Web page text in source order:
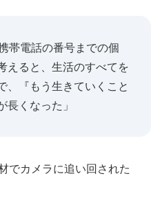
帯電話の番号までの個
えると、生活のすべてを
、『もう生きていくこと
くなった」
でカメラに追い回された